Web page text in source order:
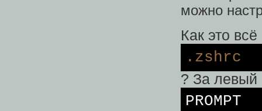
можно
Как это
.zshrc
? За левый
PROMPT